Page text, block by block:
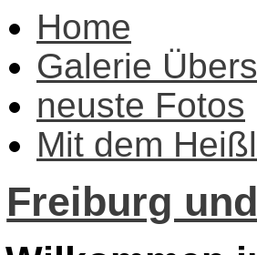
Home
Galerie
neuste Fotos
Mit dem
Freiburg